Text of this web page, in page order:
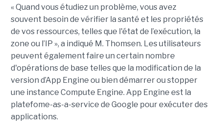
« Quand vous étudiez un problème, vous avez
souvent besoin de vérifier la santé et les propriétés
de vos ressources, telles que l'état de l’exécution, la
zone ou l’IP », a indiqué M. Thomsen. Les utilisateurs
peuvent également faire un certain nombre
d'opérations de base telles que la modification de la
version d’App Engine ou bien démarrer ou stopper
une instance Compute Engine. App Engine est la
platefome-as-a-service de Google pour exécuter des
applications.